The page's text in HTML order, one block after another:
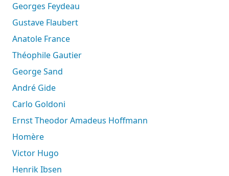
Georges Feydeau
Gustave Flaubert
Anatole France
Théophile Gautier
George Sand
André Gide
Carlo Goldoni
Ernst Theodor Amadeus Hoffmann
Homère
Victor Hugo
Henrik Ibsen